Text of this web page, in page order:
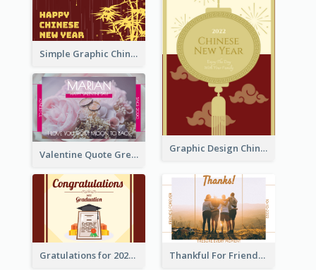
Simple Graphic Chinese New Year In Red And Yellow
Graphic Design Chinese New Year Greeting Card With Decorations
Valentine Quote Greeting Card
Gratulations for 2020 Graduation Greeting Card Thankful For Friendship Greeting Card